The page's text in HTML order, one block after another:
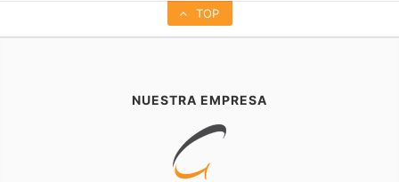
TOP
NUESTRA EMPRESA